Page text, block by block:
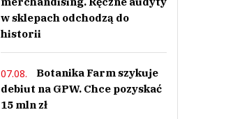
w sklepach odchodzą do
historii
07.08.
Botanika Farm szykuje
debiut na GPW. Chce pozyskać
15 mln zł